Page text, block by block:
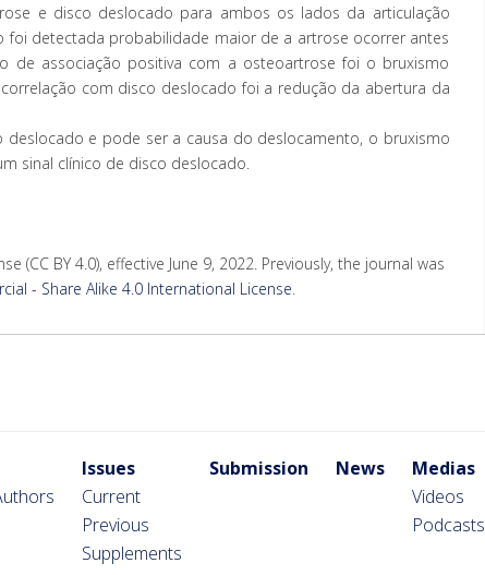
e disco deslocado para ambos os lados da articulação
detectada probabilidade maior de a artrose ocorrer antes
associação positiva com a osteoartrose foi o bruxismo
com disco deslocado foi a redução da abertura da
e pode ser a causa do deslocamento, o bruxismo
sinal clínico de disco deslocado.
BY 4.0), effective June 9, 2022. Previously, the journal was
- Share Alike 4.0 International License
Issues
Current
Previous
Supplements
Submission News
Medias
Videos
Podcasts